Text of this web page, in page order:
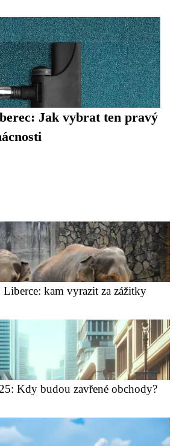
Jak vybrat ten pravý
kam vyrazit za zážitky
Kdy budou zavřené obchody?